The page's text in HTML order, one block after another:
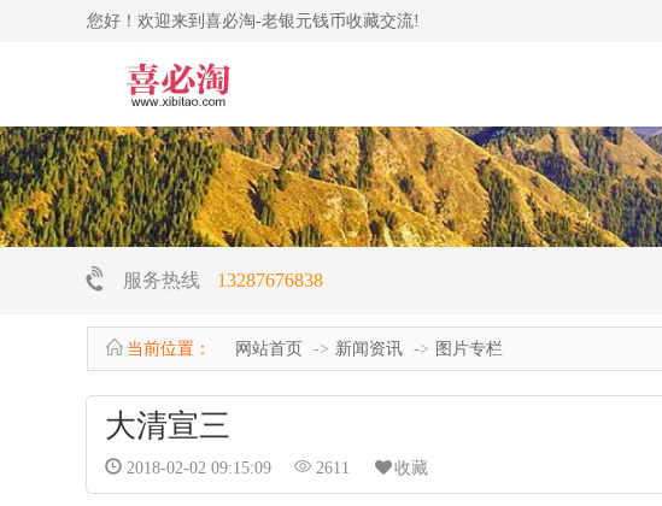
您好！欢迎来到喜必淘-老银元钱币收藏交流!
服务热线 13287676838
当前位置： 网站首页 新闻资讯 图片专栏
大清宣三
2018-02-02 09:15:09 2611 收藏